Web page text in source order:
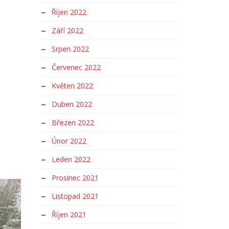
Říjen 2022
Září 2022
Srpen 2022
Červenec 2022
Květen 2022
Duben 2022
Březen 2022
Únor 2022
Leden 2022
Prosinec 2021
Listopad 2021
Říjen 2021